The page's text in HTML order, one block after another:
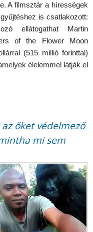
A filmsztár a hírességek
is csatlakozott:
ellátogathat Martin
of the Flower Moon
(515 millió forinttal)
élelemmel látják el
őket védelmező
mi sem